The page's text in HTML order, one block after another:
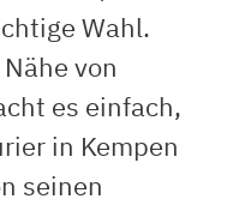
Wahl.
von
es einfach,
in Kempen
seinen